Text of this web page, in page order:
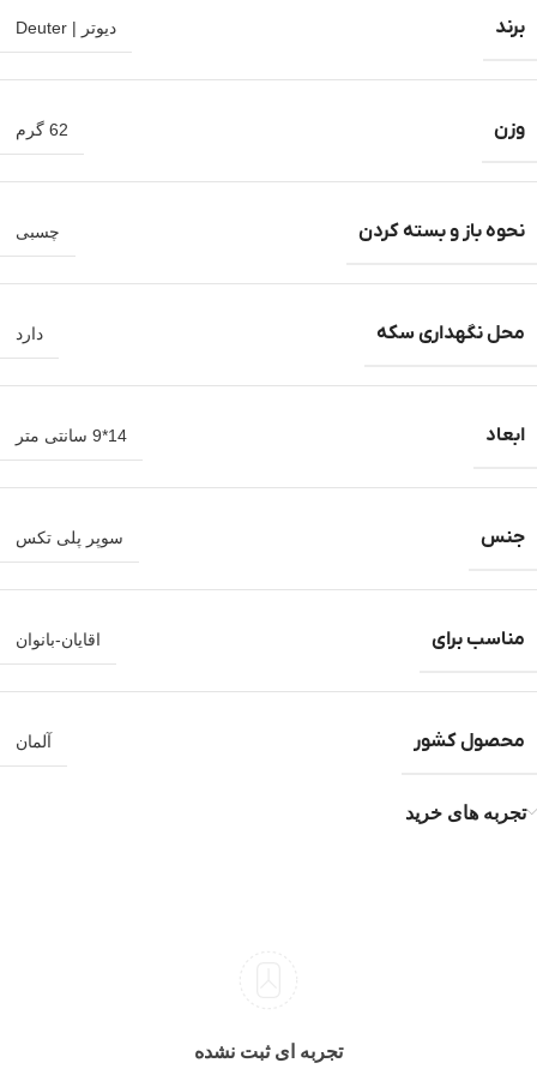
برند دیوتر | Deuter
وزن 62 گرم
نحوه باز و بسته کردن چسبی
محل نگهداری سکه دارد
ابعاد 14*9 سانتی متر
جنس سوپر پلی تکس
مناسب برای اقایان-بانوان
محصول کشور آلمان
تجربه های خرید
تجربه ای ثبت نشده